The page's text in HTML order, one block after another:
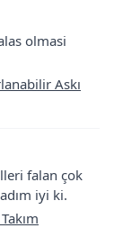
olmasi
Askı
falan çok
iyi ki.